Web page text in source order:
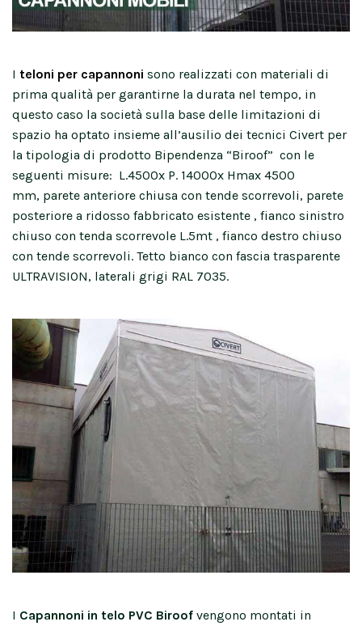
I teloni per capannoni sono realizzati con materiali di
prima qualità per garantirne la durata nel tempo, in
questo caso la società sulla base delle limitazioni di
spazio ha optato insieme all’ausilio dei tecnici Civert per
la tipologia di prodotto Bipendenza “Biroof” con le
seguenti misure: L.4500x P. 14000x Hmax 4500
mm, parete anteriore chiusa con tende scorrevoli, parete
posteriore a ridosso fabbricato esistente , fianco sinistro
chiuso con tenda scorrevole L.5mt , fianco destro chiuso
con tende scorrevoli. Tetto bianco con fascia trasparente
ULTRAVISION, laterali grigi RAL 7035.
I Capannoni in telo PVC Biroof vengono montati in